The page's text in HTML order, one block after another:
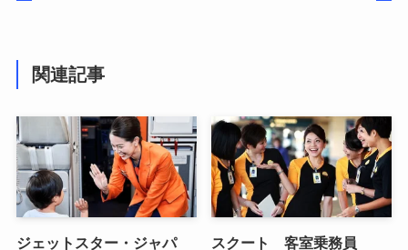
関連記事
ジェットスター・ジャパ
スクート 客室乗務員